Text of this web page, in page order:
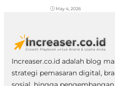
May 4, 2026
Increaser.co.id adalah blog
strategi pemasaran digital,